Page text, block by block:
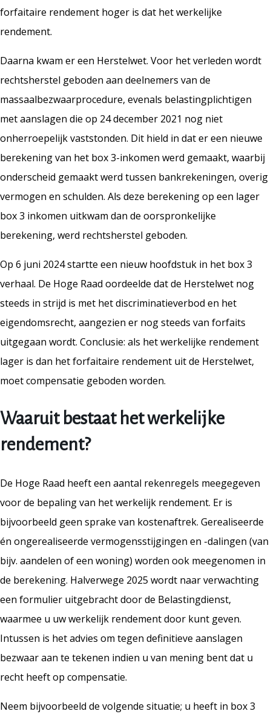
forfaitaire rendement hoger is dat het werkelijke
rendement.
Daarna kwam er een Herstelwet. Voor het verleden wordt
rechtsherstel geboden aan deelnemers van de
massaalbezwaarprocedure, evenals belastingplichtigen
met aanslagen die op 24 december 2021 nog niet
onherroepelijk vaststonden. Dit hield in dat er een nieuwe
berekening van het box 3-inkomen werd gemaakt, waarbij
onderscheid gemaakt werd tussen bankrekeningen, overig
vermogen en schulden. Als deze berekening op een lager
box 3 inkomen uitkwam dan de oorspronkelijke
berekening, werd rechtsherstel geboden.
Op 6 juni 2024 startte een nieuw hoofdstuk in het box 3
verhaal. De Hoge Raad oordeelde dat de Herstelwet nog
steeds in strijd is met het discriminatieverbod en het
eigendomsrecht, aangezien er nog steeds van forfaits
uitgegaan wordt. Conclusie: als het werkelijke rendement
lager is dan het forfaitaire rendement uit de Herstelwet,
moet compensatie geboden worden.
Waaruit bestaat het werkelijke
rendement?
De Hoge Raad heeft een aantal rekenregels meegegeven
voor de bepaling van het werkelijk rendement. Er is
bijvoorbeeld geen sprake van kostenaftrek. Gerealiseerde
én ongerealiseerde vermogensstijgingen en -dalingen (van
bijv. aandelen of een woning) worden ook meegenomen in
de berekening. Halverwege 2025 wordt naar verwachting
een formulier uitgebracht door de Belastingdienst,
waarmee u uw werkelijk rendement door kunt geven.
Intussen is het advies om tegen definitieve aanslagen
bezwaar aan te tekenen indien u van mening bent dat u
recht heeft op compensatie.
Neem bijvoorbeeld de volgende situatie; u heeft in box 3